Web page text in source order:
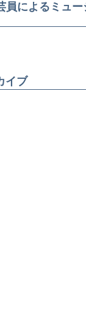
員によるミュー
イブ